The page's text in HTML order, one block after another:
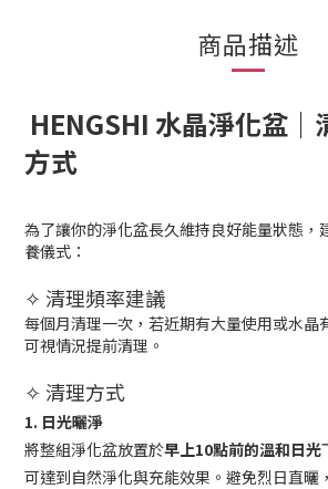
商品描述
HENGSHI 水晶淨化盆｜
方式
為了讓你的淨化盆長久維持良好能量狀態，
養儀式：
✧ 清理頻率建議
每個月清理一次，若近期有大量使用或水晶
可視情況提前清理。
✧ 清理方式
1. 日光曬淨
將整組淨化盆放置於早上10點前的溫和日光
可達到自然淨化與充能效果。避免烈日直曬